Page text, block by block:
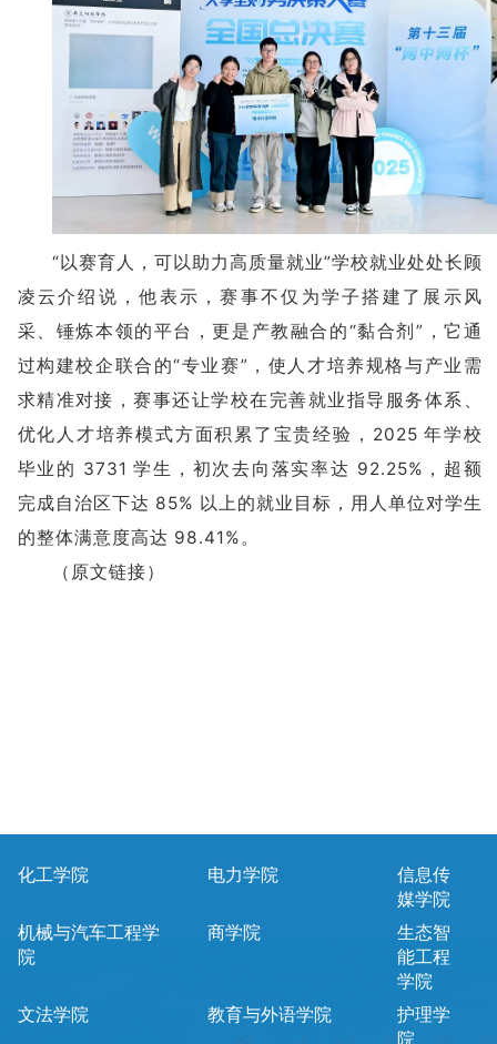
“以赛育人，可以助力高质量就业”学校就业处处长顾
凌云介绍说，他表示，赛事不仅为学子搭建了展示风
采、锤炼本领的平台，更是产教融合的“黏合剂”，它通
过构建校企联合的“专业赛”，使人才培养规格与产业需
求精准对接，赛事还让学校在完善就业指导服务体系、
优化人才培养模式方面积累了宝贵经验，2025 年学校
毕业的 3731 学生，初次去向落实率达 92.25%，超额
完成自治区下达 85% 以上的就业目标，用人单位对学生
的整体满意度高达 98.41%。
（ 原文链接）
化工学院 电力学院
信息传
媒学院
机械与汽车工程学
院
商学院
生态智
能工程
学院
文法学院
教育与外语学院
护理学
院